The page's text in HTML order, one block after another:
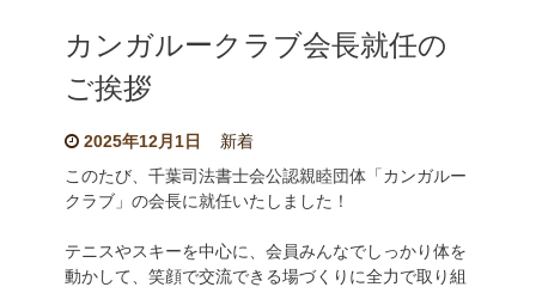
カンガルークラブ会長就任の
ご挨拶
2025年12月1日
新着
このたび、千葉司法書士会公認親睦団体「カンガルー
クラブ」の会長に就任いたしました！
テニスやスキーを中心に、会員みんなでしっかり体を
動かして、笑顔で交流できる場づくりに全力で取り組